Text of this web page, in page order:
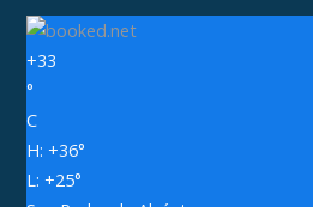
+33
°
C
H: +36°
L: +25°